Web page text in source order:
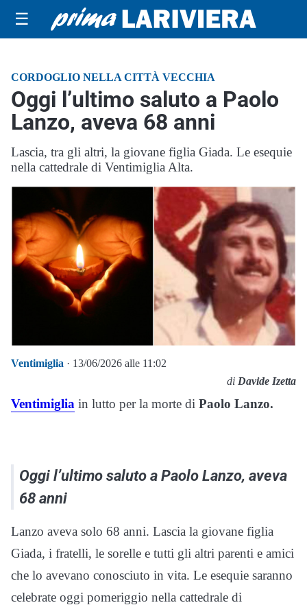
☰
CORDOGLIO NELLA CITTÀ VECCHIA
Oggi l’ultimo saluto a Paolo
Lanzo, aveva 68 anni
Lascia, tra gli altri, la giovane figlia Giada. Le esequie
nella cattedrale di Ventimiglia Alta.
Ventimiglia · 13/06/2026 alle 11:02
di Davide Izetta
Ventimiglia in lutto per la morte di Paolo Lanzo.
Oggi l’ultimo saluto a Paolo Lanzo, aveva
68 anni
Lanzo aveva solo 68 anni. Lascia la giovane figlia
Giada, i fratelli, le sorelle e tutti gli altri parenti e amici
che lo avevano conosciuto in vita. Le esequie saranno
celebrate oggi pomeriggio nella cattedrale di